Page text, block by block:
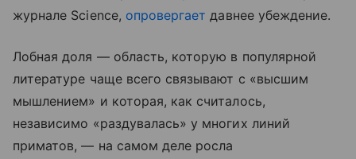
журнале Science, опровергает давнее убеждение.
Лобная доля — область, которую в популярной
литературе чаще всего связывают с «высшим
мышлением» и которая, как считалось,
независимо «раздувалась» у многих линий
приматов, — на самом деле росла